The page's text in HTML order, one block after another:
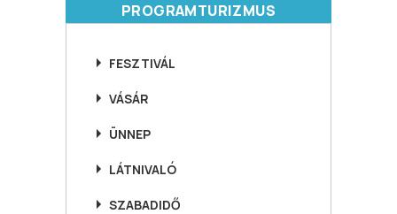
PROGRAMTURIZMUS
FESZTIVÁL
VÁSÁR
ÜNNEP
LÁTNIVALÓ
SZABADIDŐ